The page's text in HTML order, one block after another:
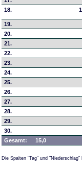
18.
19.
20.
21.
22.
23.
24.
25.
26.
27.
28.
29.
30.
Gesamt:
15,0
Die Spalten "Tag" und